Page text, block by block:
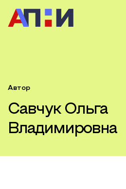
Автор
Савчук Ольга
Владимировна